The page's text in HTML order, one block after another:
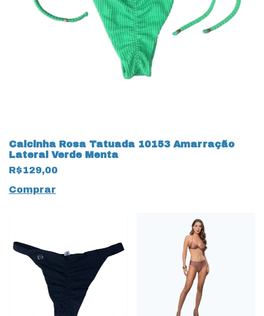
Calcinha Rosa Tatuada 10153 Amarração
Lateral Verde Menta
R$129,00
Comprar